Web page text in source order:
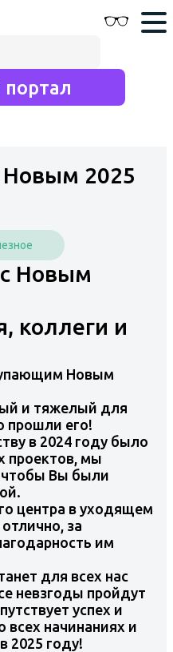
Новым 2025
Новым
коллеги и
Новым
и тяжелый для
прошли его!
в 2024 году было
проектов, мы
чтобы Вы были
центра в уходящем
за
им
для всех нас
невзгоды пройдут
успех и
всех начинаниях и
2025 году!